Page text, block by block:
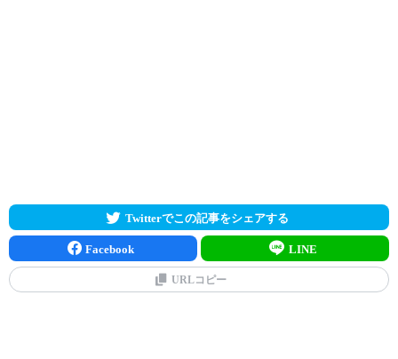
Twitterでこの記事をシェアする
Facebook LINE
URLコピー